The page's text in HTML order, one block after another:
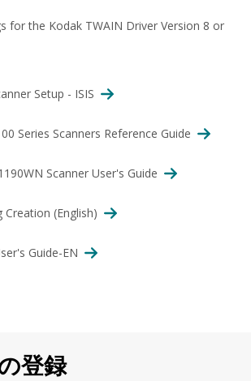
for the Kodak TWAIN Driver Version 8 or
Setup - ISIS
Series Scanners Reference Guide
Scanner User's Guide
Creation (English)
Guide-EN
登録